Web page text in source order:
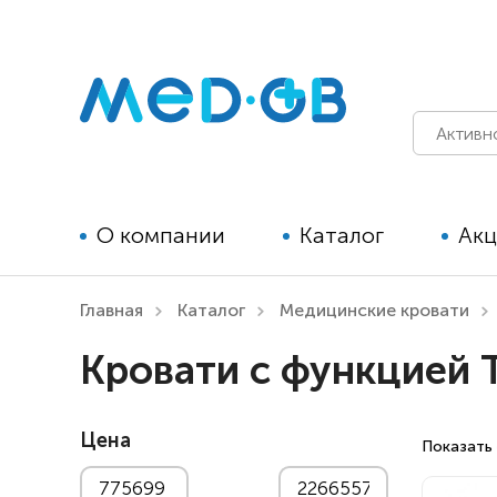
О компании Каталог
реабилитации для детей
реабилитации для взрослых
Главная Каталог Медицинские кровати
Кровати с функцией
Цена Показать